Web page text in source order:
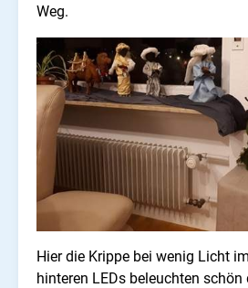
Weg.
Hier die Krippe bei wenig Licht
hinteren LEDs beleuchten schön